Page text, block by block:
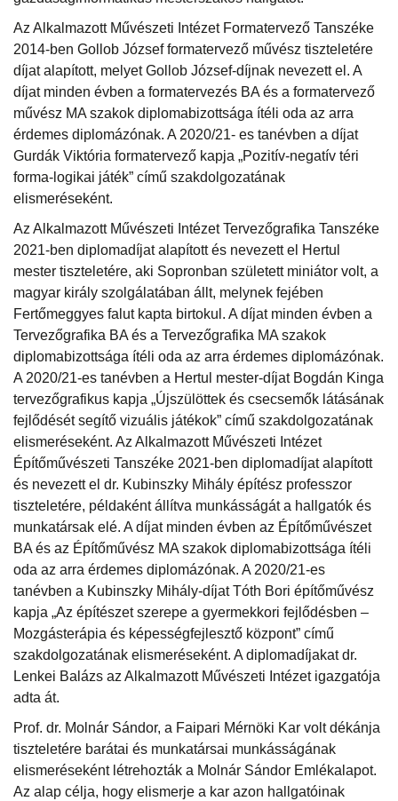
Az Alkalmazott Művészeti Intézet Formatervező Tanszéke
2014-ben Gollob József formatervező művész tiszteletére
díjat alapított, melyet Gollob József-díjnak nevezett el. A
díjat minden évben a formatervezés BA és a formatervező
művész MA szakok diplomabizottsága ítéli oda az arra
érdemes diplomázónak. A 2020/21- es tanévben a díjat
Gurdák Viktória formatervező kapja „Pozitív-negatív téri
forma-logikai játék” című szakdolgozatának
elismeréseként.
Az Alkalmazott Művészeti Intézet Tervezőgrafika Tanszéke
2021-ben diplomadíjat alapított és nevezett el Hertul
mester tiszteletére, aki Sopronban született miniátor volt, a
magyar király szolgálatában állt, melynek fejében
Fertőmeggyes falut kapta birtokul. A díjat minden évben a
Tervezőgrafika BA és a Tervezőgrafika MA szakok
diplomabizottsága ítéli oda az arra érdemes diplomázónak.
A 2020/21-es tanévben a Hertul mester-díjat Bogdán Kinga
tervezőgrafikus kapja „Újszülöttek és csecsemők látásának
fejlődését segítő vizuális játékok” című szakdolgozatának
elismeréseként. Az Alkalmazott Művészeti Intézet
Építőművészeti Tanszéke 2021-ben diplomadíjat alapított
és nevezett el dr. Kubinszky Mihály építész professzor
tiszteletére, példaként állítva munkásságát a hallgatók és
munkatársak elé. A díjat minden évben az Építőművészet
BA és az Építőművész MA szakok diplomabizottsága ítéli
oda az arra érdemes diplomázónak. A 2020/21-es
tanévben a Kubinszky Mihály-díjat Tóth Bori építőművész
kapja „Az építészet szerepe a gyermekkori fejlődésben –
Mozgásterápia és képességfejlesztő központ” című
szakdolgozatának elismeréseként. A diplomadíjakat dr.
Lenkei Balázs az Alkalmazott Művészeti Intézet igazgatója
adta át.
Prof. dr. Molnár Sándor, a Faipari Mérnöki Kar volt dékánja
tiszteletére barátai és munkatársai munkásságának
elismeréseként létrehozták a Molnár Sándor Emlékalapot.
Az alap célja, hogy elismerje a kar azon hallgatóinak